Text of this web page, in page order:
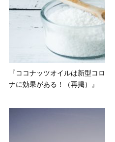
『ココナッツオイルは新型コロ
ナに効果がある！（再掲）』